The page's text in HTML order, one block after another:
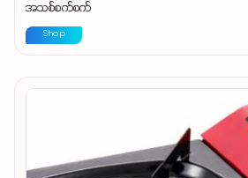
အသစ်စက်စက်
Shop